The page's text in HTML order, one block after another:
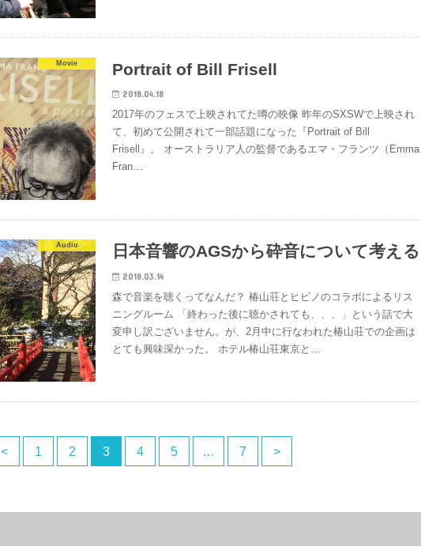
Movie Portrait of Bill Frisell
2018.04.18
2017年のフェスで上映されてた噂の映像 昨年のSXSWで上映され
て、初めて公開されて一部話題になった『Portrait of Bill
Frisell』。 オーストラリア人の監督であるエマ・フランツ（Emma
Fran…
Audio 日本音響のAGSから砕音について考える
2018.03.14
森で音楽を聴くってなんだ？ 椿山荘とヒビノのコラボによるリス
ニングルーム 「終わった後に聴かされても、、、」という話で大
変申し訳ございません。が、2月中に行なわれた椿山荘での企画は
とても興味深かった。 ホテル椿山荘東京と…
< 1 2 3 4 5 7 >